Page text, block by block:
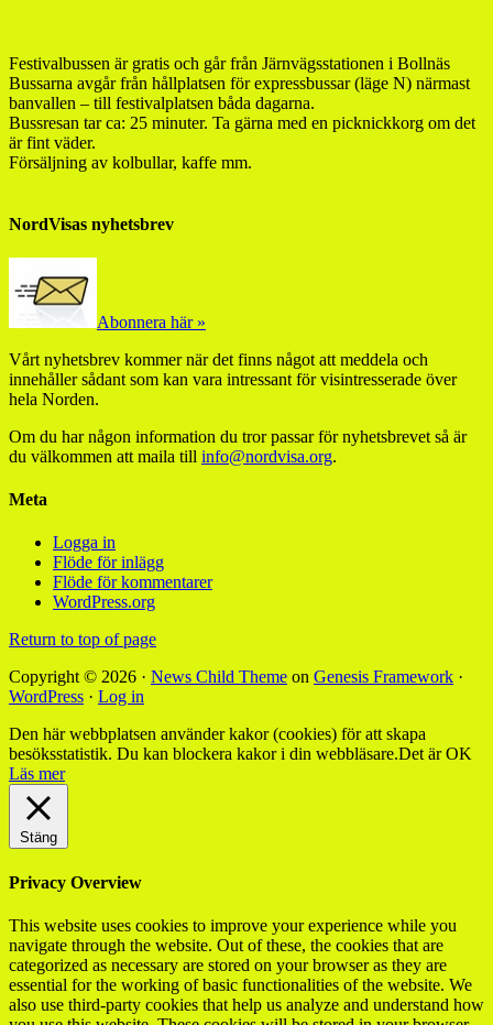
Festivalbussen är gratis och går från Järnvägsstationen i Bollnäs
Bussarna avgår från hållplatsen för expressbussar (läge N) närmast
banvallen – till festivalplatsen båda dagarna.
Bussresan tar ca: 25 minuter. Ta gärna med en picknickkorg om det
är fint väder.
Försäljning av kolbullar, kaffe mm.
NordVisas nyhetsbrev
Abonnera här »
Vårt nyhetsbrev kommer när det finns något att meddela och
innehåller sådant som kan vara intressant för visintresserade över
hela Norden.
Om du har någon information du tror passar för nyhetsbrevet så är
du välkommen att maila till info@nordvisa.org.
Meta
Logga in
Flöde för inlägg
Flöde för kommentarer
WordPress.org
Return to top of page
Copyright © 2026 · News Child Theme on Genesis Framework ·
WordPress · Log in
Den här webbplatsen använder kakor (cookies) för att skapa
besöksstatistik. Du kan blockera kakor i din webbläsare.Det är OK
Läs mer
Stäng
Privacy Overview
This website uses cookies to improve your experience while you
navigate through the website. Out of these, the cookies that are
categorized as necessary are stored on your browser as they are
essential for the working of basic functionalities of the website. We
also use third-party cookies that help us analyze and understand how